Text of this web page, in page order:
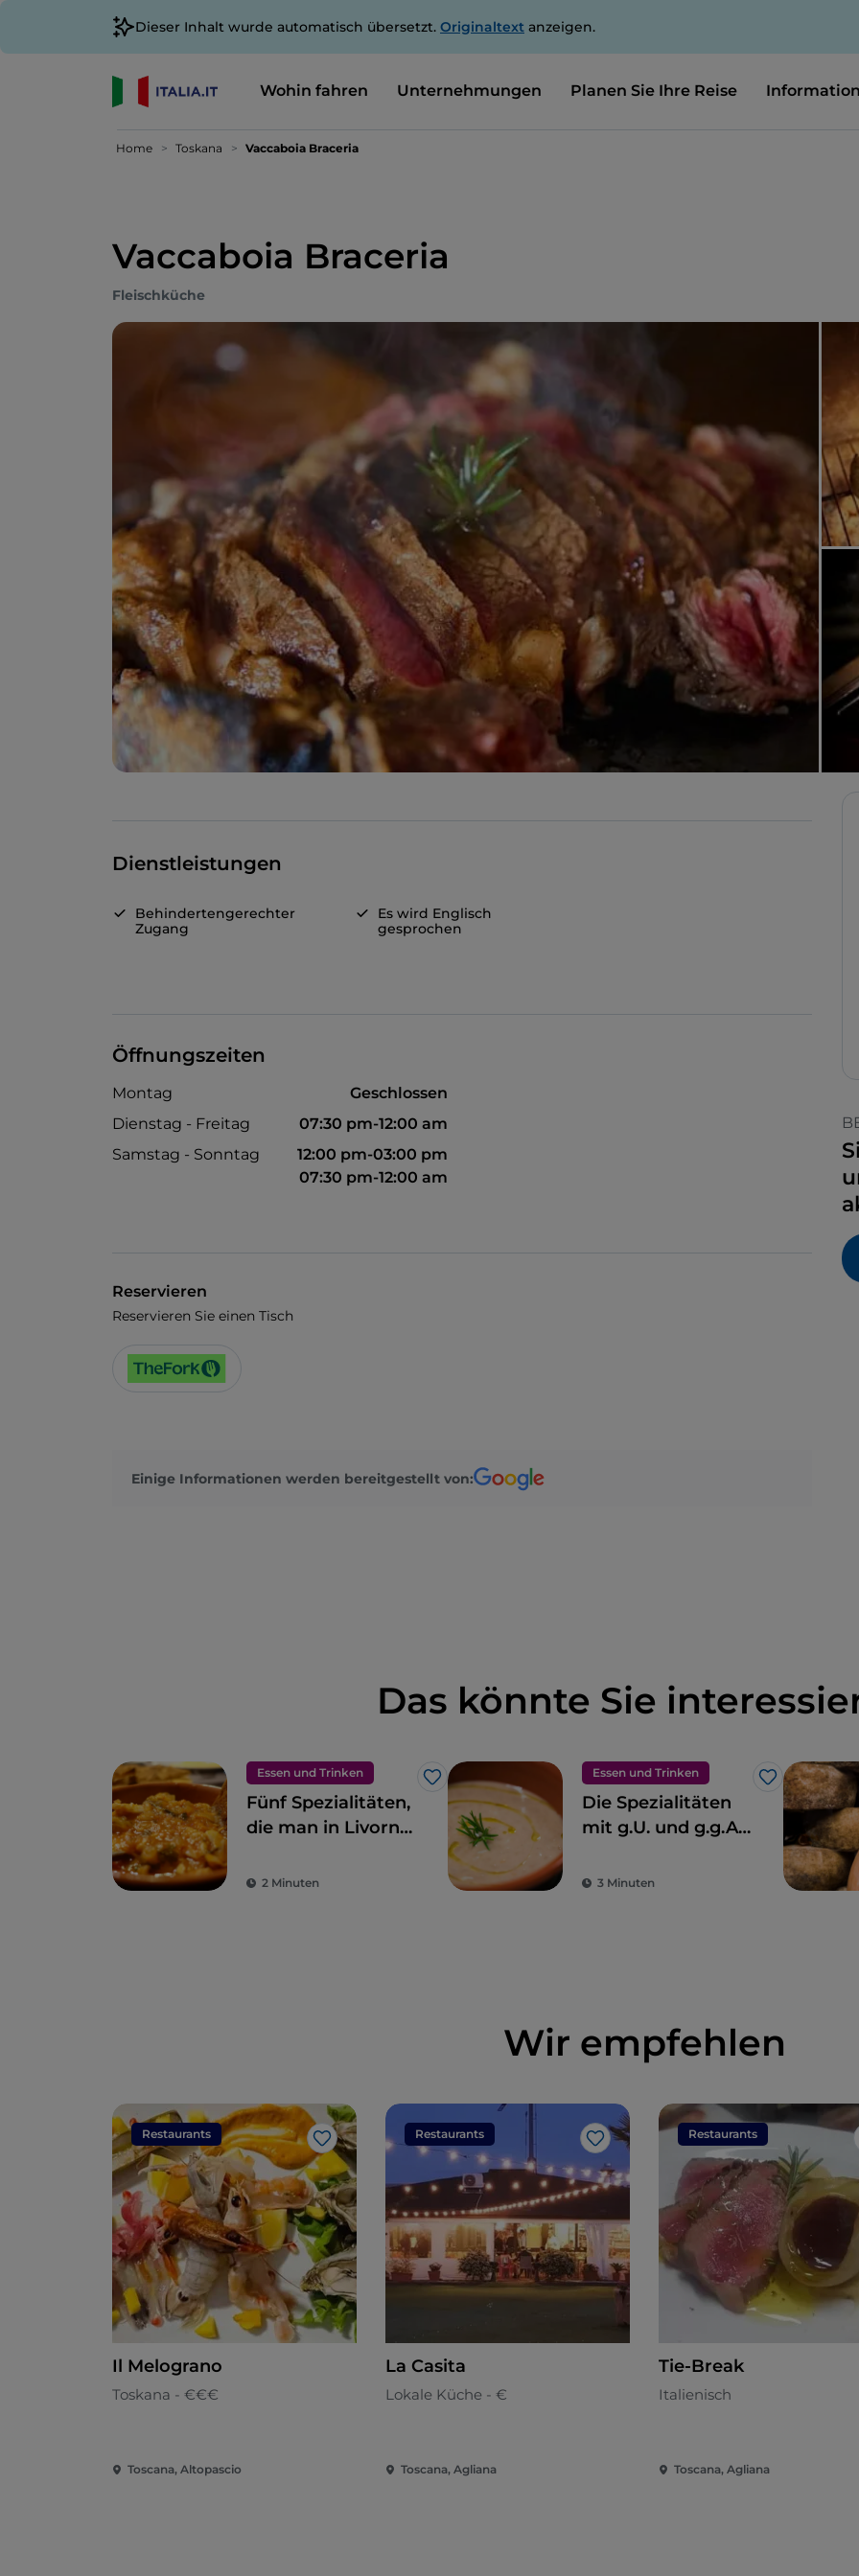
Dieser Inhalt wurde automatisch übersetzt. Originaltext anzeigen.
Wohin fahren Unternehmungen Planen Sie Ihre Reise
Home Toskana Vaccaboia Braceria
Vaccaboia Braceria
Fleischküche
Dienstleistungen
Behindertengerechter
Zugang
Es wird Englisch
gesprochen
Öffnungszeiten
Montag
Geschlossen
Dienstag - Freitag
07:30 pm-12:00 am
Samstag - Sonntag
12:00 pm-03:00 pm
07:30 pm-12:00 am
Reservieren
Reservieren Sie einen Tisch
Einige Informationen werden bereitgestellt von:
Das könnte Sie
Essen und Trinken
Like
Fünf Spezialitäten,
die man in Livorno
kulinarische Reise
2 Minuten
Essen und Trinken
Like
Die Spezialitäten
mit g.U. und g.g.A.
3 Minuten
Wir empfehlen
Restaurants
Like
Il Melograno
Toskana - €€€
Toscana, Altopascio
Restaurants
Like
La Casita
Lokale Küche - €
Toscana, Agliana
Restaurants
Tie-Break
Italienisch
Toscana, Agliana